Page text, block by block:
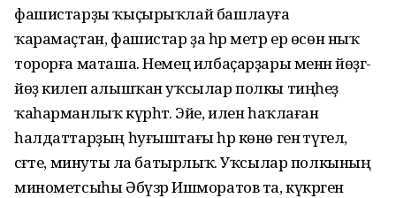
фашистарҙы ҡыҫырыҡлай башлауға
ҡарамаҫтан, фашистар ҙа һәр метр ер өсөн ныҡ
торорға маташа. Немец илбаҫарҙары менән йөҙгә-
йөҙ килеп алышҡан уҡсылар полкы тиңһеҙ
ҡаһарманлыҡ күрһәтә. Эйе, илен һаҡлаған
һалдаттарҙың һуғыштағы һәр көнө генә түгел,
сәғәте, минуты ла батырлыҡ. Уҡсылар полкының
минометсыһы Әбүзәр Ишморатов та, күкрәген